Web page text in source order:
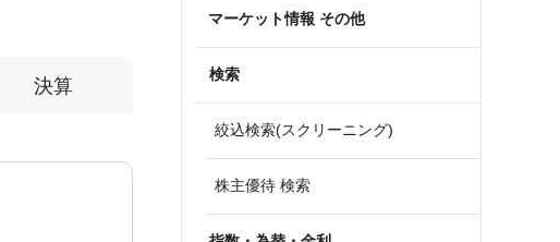
決算
マーケット情報 その他
検索
絞込検索(スクリーニング)
株主優待 検索